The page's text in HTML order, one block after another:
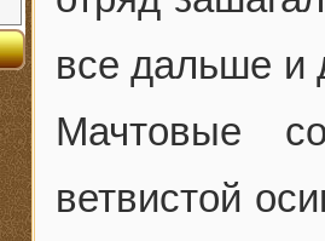
все дальше и
Мачтовые
ветвистой